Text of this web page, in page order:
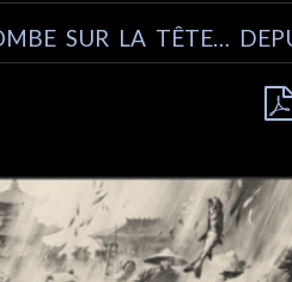
SUR LA TÊTE…